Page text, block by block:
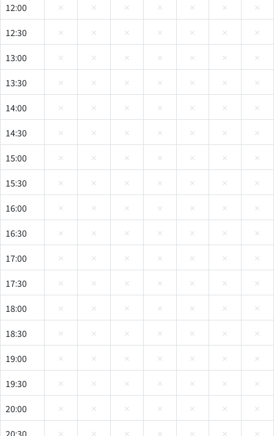
12:00
12:30
13:00
13:30
14:00
14:30
15:00
15:30
16:00
16:30
17:00
17:30
18:00
18:30
19:00
19:30
20:00
20:30